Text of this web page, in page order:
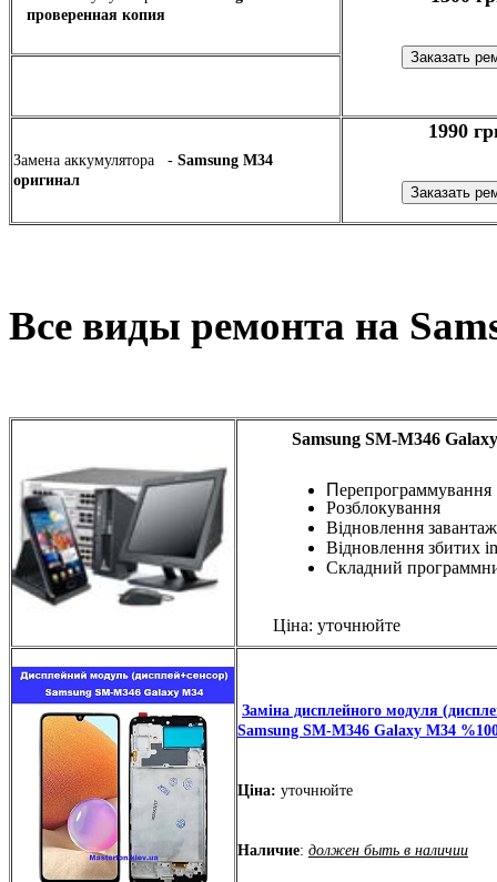
проверенная копия
Замена аккумулятора - Samsung M34
оригинал
1990
Все виды ремонта на
Samsung SM-M346
Перепрограммування
Розблокування
Відновлення
Відновлення збитих
Складний
Ціна: уточнюйте
Заміна дисплейного модуля
Samsung SM-M346 Galaxy M34
Ціна: уточнюйте
Наличие: должен быть в наличии